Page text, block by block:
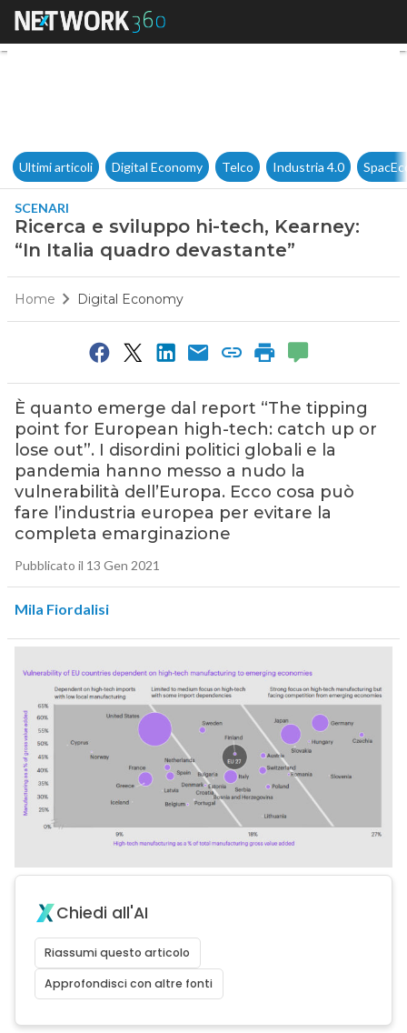
Ricerca e sviluppo hi-tech,
Ultimi articoli Digital Economy Telco Industria 4.0
SCENARI
Ricerca e sviluppo hi-tech, Kearney:
“In Italia quadro devastante”
Home Digital Economy
È quanto emerge dal report “The tipping
point for European high-tech: catch up or
lose out”. I disordini politici globali e la
pandemia hanno messo a nudo la
vulnerabilità dell’Europa. Ecco cosa può
fare l’industria europea per evitare la
completa emarginazione
Pubblicato il 13 Gen 2021
Mila Fiordalisi
Chiedi all'AI
Riassumi questo articolo
Approfondisci con altre fonti